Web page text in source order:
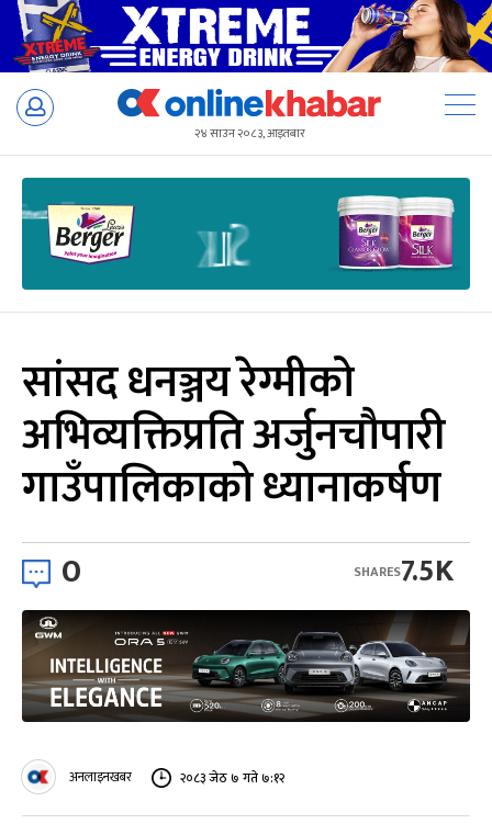
Skip
२४ साउन २०८३, आइतबार
सांसद धनञ्जय रेग्मीको
अभिव्यक्तिप्रति अर्जुनचौपारी
गाउँपालिकाको ध्यानाकर्षण
0 7.5K
SHARES
अनलाइनखबर २०८३ जेठ ७ गते ७:१२